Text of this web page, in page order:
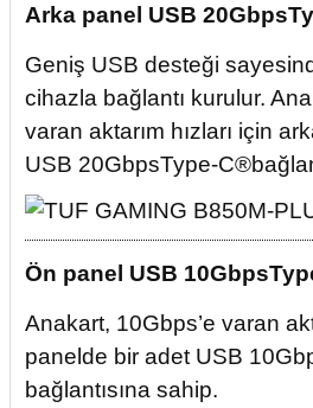
Arka panel USB
Geniş USB desteği
cihazla bağlantı kurulur.
varan aktarım hızları için
USB 20GbpsType-
Ön panel USB
Anakart, 10Gbps’e varan
panelde bir adet USB
bağlantısına sahip.